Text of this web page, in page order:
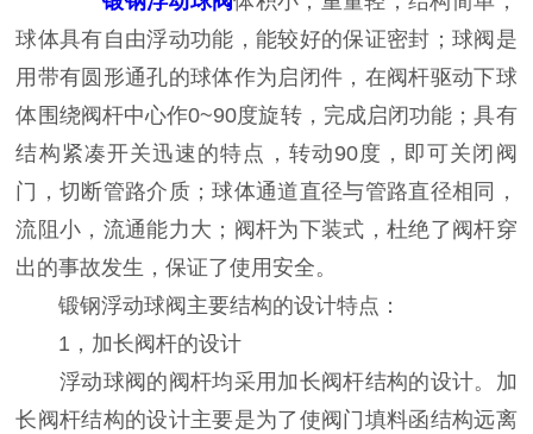
球体具有自由浮动功能，能较好的保证密封；球阀是
用带有圆形通孔的球体作为启闭件，在阀杆驱动下球
体围绕阀杆中心作0~90度旋转，完成启闭功能；具有
结构紧凑开关迅速的特点，转动90度，即可关闭阀
门，切断管路介质；球体通道直径与管路直径相同，
流阻小，流通能力大；阀杆为下装式，杜绝了阀杆穿
出的事故发生，保证了使用安全。
锻钢浮动球阀主要结构的设计特点：
1，加长阀杆的设计
浮动球阀的阀杆均采用加长阀杆结构的设计。加
长阀杆结构的设计主要是为了使阀门填料函结构远离